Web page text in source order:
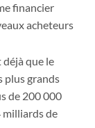
financier
acheteurs
que le
plus grands
de 200 000
milliards de